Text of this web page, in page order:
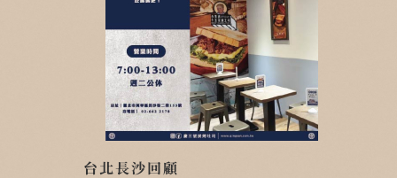
台北長沙回顧